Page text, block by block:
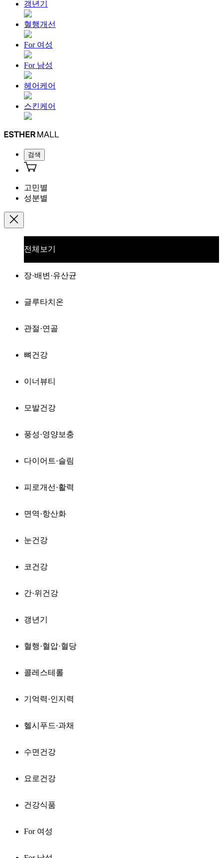
갱년기
혈행개선
For 여성
For 남성
헤어케어
스킨케어
검색
고민별
성분별
전체보기
장·배변·유산균
글루타치온
관절·연골
뼈건강
이너뷰티
모발건강
풍성·영양보충
다이어트·슬림
피로개선·활력
면역·항산화
눈건강
코건강
간·위건강
갱년기
혈행·혈압·혈당
콜레스테롤
기억력·인지력
헬시푸드·과채
수면건강
요로건강
건강식품
For 여성